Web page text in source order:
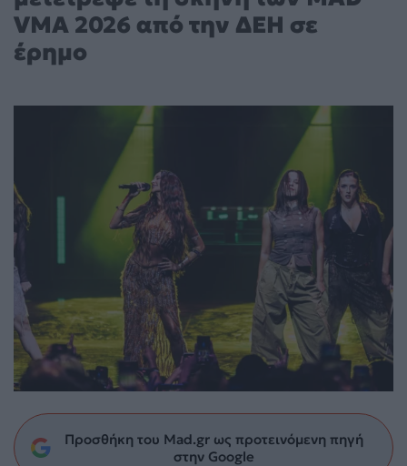
VMA 2026 από την ΔΕΗ σε
έρημο
Προσθήκη του Mad.gr ως προτεινόμενη πηγή
στην Google